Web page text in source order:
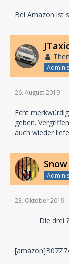
Bei Amazon ist
26. August 2019
Echt
geben.
auch wieder
Snow
23. Oktober 2019
Die drei